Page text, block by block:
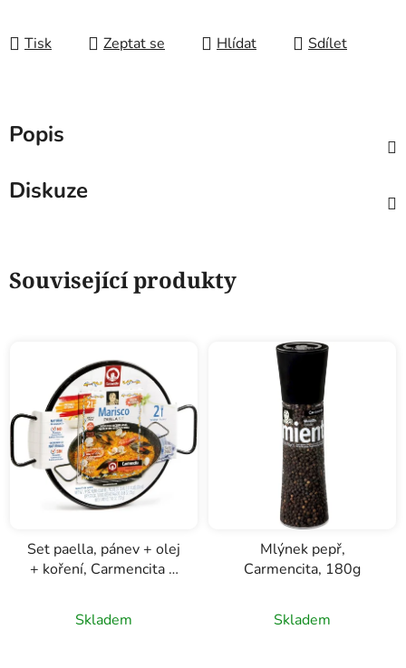
Tisk Zeptat se Hlídat Sdílet
Popis
Diskuze
Související produkty
Set paella, pánev + olej
+ koření, Carmencita 2
Skladem
Mlýnek pepř,
Carmencita, 180g
Skladem